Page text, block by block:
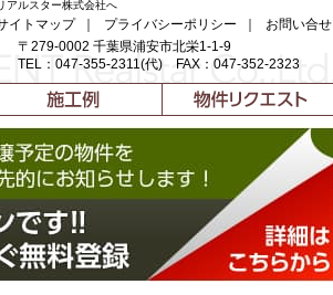
アルスター株式会社へ
〒279-0002 千葉県浦安市北栄1-1-9
TEL：047-355-2311(代) FAX：047-352-2323
イトマップ プライバシーポリシー お問い合せ